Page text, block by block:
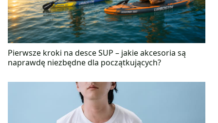
Pierwsze kroki na desce SUP – jakie akcesoria są
naprawdę niezbędne dla początkujących?